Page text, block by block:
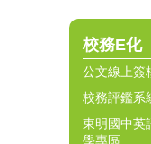
校務E化
公文線上簽
校務評鑑系
東明國中英
學專區